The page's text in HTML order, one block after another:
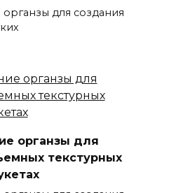
для создания
органзы для
текстурных